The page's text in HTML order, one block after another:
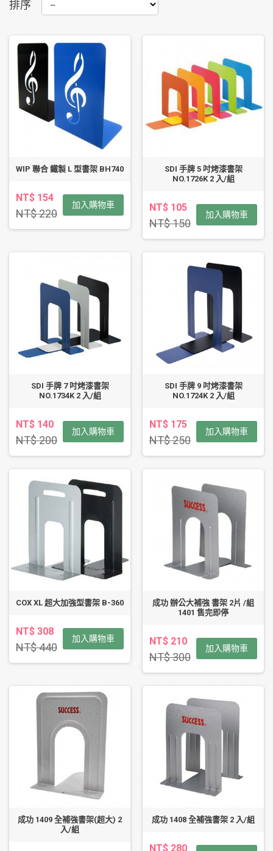
排序
WIP 聯合 鐵製 L 型書架 BH740
NT$ 154
NT$ 220
加入購物車
SDI 手牌 5 吋烤漆書架
NO.1726K 2 入/組
NT$ 105
NT$ 150
加入購物車
SDI 手牌 7 吋烤漆書架
NO.1734K 2 入/組
NT$ 140
NT$ 200
加入購物車
SDI 手牌 9 吋烤漆書架
NO.1724K 2 入/組
NT$ 175
NT$ 250
加入購物車
COX XL 超大加強型書架 B-360
NT$ 308
NT$ 440
加入購物車
成功 辦公大補強 書架 2片 /組
1401 售完即停
NT$ 210
NT$ 300
加入購物車
成功 1409 全補強書架(超大) 2
入/組
成功 1408 全補強書架 2 入/組
NT$ 280